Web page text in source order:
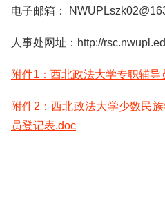
电子邮箱：
人事处网址：http://
附件1：西北政法大学专职辅
附件2：西北政法大学少数民
员登记表.doc